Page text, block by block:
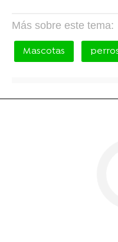
Más sobre este tema:
Mascotas